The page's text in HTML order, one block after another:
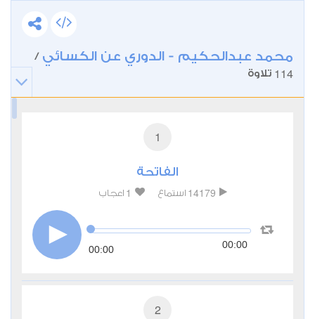
محمد عبدالحكيم - الدوري عن الكسائي /
114 تلاوة
1
الفاتحة
14179 استماع 1 اعجاب
00:00 00:00
2